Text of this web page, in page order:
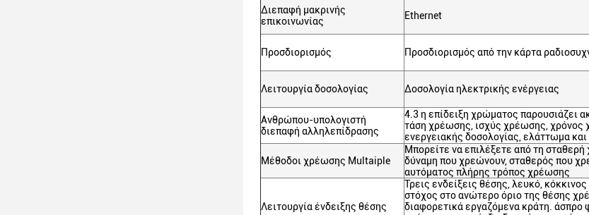
Διεπαφή μακρινής
επικοινωνίας
Ethernet
Προσδιορισμός Προσδιορισμός από την κάρτα
Λειτουργία δοσολογίας Δοσολογία ηλεκτρικής ενέργειας
Ανθρώπου-υπολογιστή
διεπαφή αλληλεπίδρασης
4.3 η επίδειξη χρώματος παρουσιάζει
τάση χρέωσης, ισχύς χρέωσης, χρόνος
ενεργειακής δοσολογίας, ελάττωμα
Μέθοδοι χρέωσης Multaiple
Μπορείτε να επιλέξετε από τη
δύναμη που χρεώνουν, σταθερός που
αυτόματος πλήρης τρόπος χρέωσης
Λειτουργία ένδειξης θέσης
Τρεις ενδείξεις θέσης, λευκό,
στόχος στο ανώτερο όριο της θέσης
διαφορετικά εργαζόμενα κράτη. άσπρο